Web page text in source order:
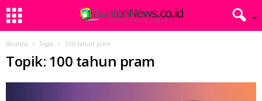
Beranda Topik 100 tahun pram
Topik: 100 tahun pram